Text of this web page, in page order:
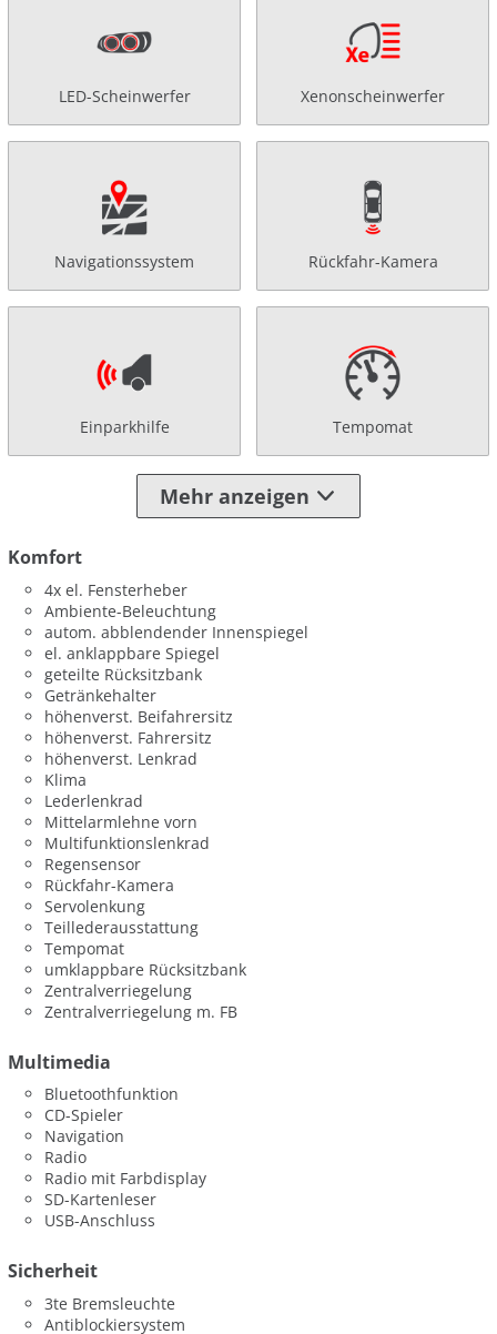
LED-Scheinwerfer Xenonscheinwerfer
Navigationssystem Rückfahr-Kamera
Einparkhilfe Tempomat
Mehr anzeigen
Komfort
4x el. Fensterheber
Ambiente-Beleuchtung
autom. abblendender Innenspiegel
el. anklappbare Spiegel
geteilte Rücksitzbank
Getränkehalter
höhenverst. Beifahrersitz
höhenverst. Fahrersitz
höhenverst. Lenkrad
Klima
Lederlenkrad
Mittelarmlehne vorn
Multifunktionslenkrad
Regensensor
Rückfahr-Kamera
Servolenkung
Teillederausstattung
Tempomat
umklappbare Rücksitzbank
Zentralverriegelung
Zentralverriegelung m. FB
Multimedia
Bluetoothfunktion
CD-Spieler
Navigation
Radio
Radio mit Farbdisplay
SD-Kartenleser
USB-Anschluss
Sicherheit
3te Bremsleuchte
Antiblockiersystem